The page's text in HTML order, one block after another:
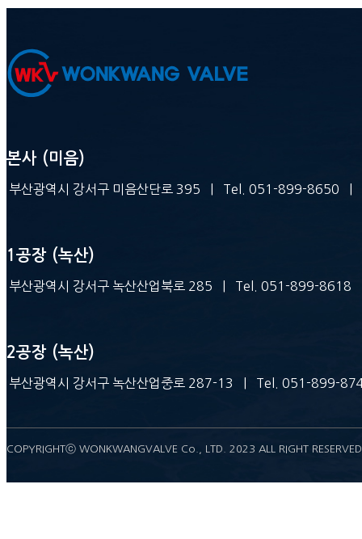
본사 (미음)
부산광역시 강서구 미음산단로 395 | Tel. 051-899-
1공장 (녹산)
부산광역시 강서구 녹산산업북로 285 | Tel. 051-899-
2공장 (녹산)
부산광역시 강서구 녹산산업중로 287-13 | Tel. 051-
COPYRIGHTⓒ WONKWANGVALVE Co., LTD. 2023 ALL RIGHT